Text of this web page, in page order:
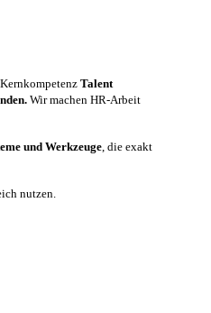
Talent
Wir machen HR-Arbeit
und Werkzeuge , die exakt
nutzen.